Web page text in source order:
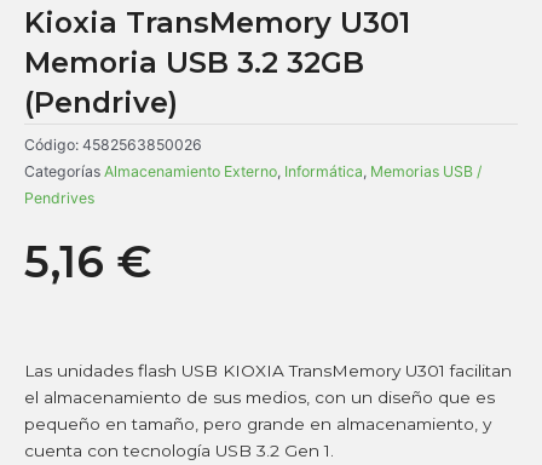
Kioxia TransMemory U301
Memoria USB 3.2 32GB
(Pendrive)
Código: 4582563850026
Categorías Almacenamiento Externo, Informática, Memorias USB /
Pendrives
5,16 €
Las unidades flash USB KIOXIA TransMemory U301 facilitan
el almacenamiento de sus medios, con un diseño que es
pequeño en tamaño, pero grande en almacenamiento, y
cuenta con tecnología USB 3.2 Gen 1.